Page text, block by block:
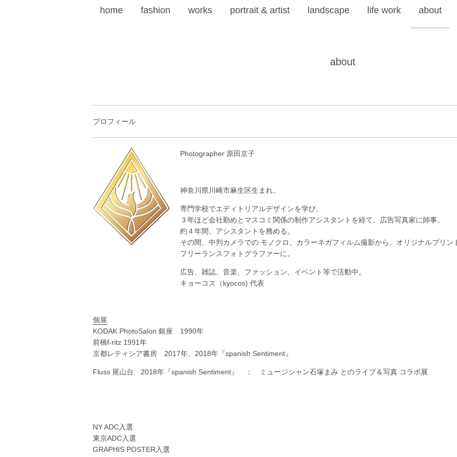
home fashion works portrait & artist landscape life work about
about
プロフィール
Photographer 原田京子
神奈川県川崎市麻生区生まれ。
専門学校でエディトリアルデザインを学び、
３年ほど会社勤めとマスコミ関係の制作アシスタントを経て、広告写真家に師事。
約４年間、アシスタントを務める。
その間、中判カメラでの モノクロ、カラーネガフィルム撮影から、オリジナルプリン
フリーランスフォトグラファーに。
広告、雑誌、音楽、ファッション、イベント等で活動中。
キョーコス（kyocos) 代表
個展
KODAK PhotoSalon 銀座 1990年
前橋f-ritz 1991年
京都レティシア書房 2017年、2018年『spanish Sentiment』
Fluss 尾山台 2018年『spanish Sentiment』 ： ミュージシャン石塚まみ とのライブ＆写真 コラボ展
NY ADC入選
東京ADC入選
GRAPHIS POSTER入選